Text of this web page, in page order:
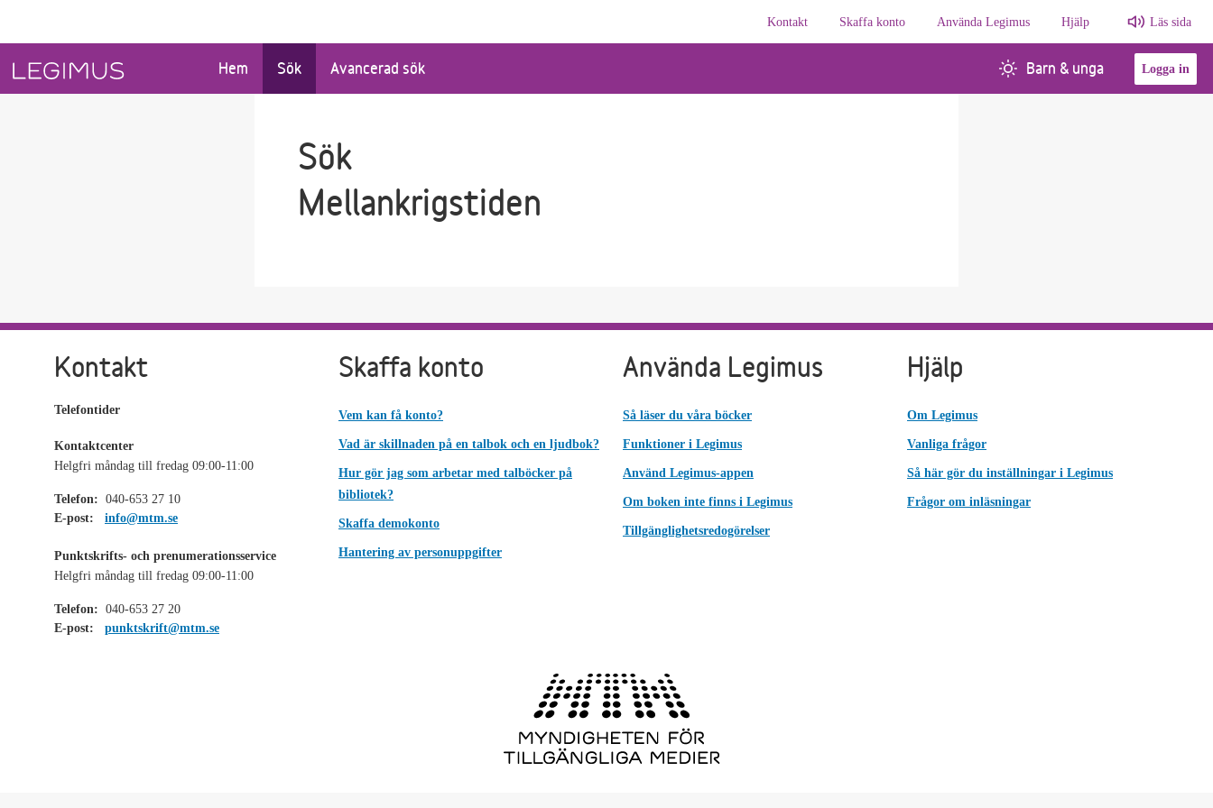
Kontakt
Skaffa konto Använda Legimus Hjälp Läs sida
Hem Sök Avancerad sök Barn & unga Logga in
Sök
Mellankrigstiden
Kontakt
Telefontider
Kontaktcenter
Helgfri måndag till fredag 09:00-11:00
Telefon: 040-653 27 10
E-post:
info@mtm.se
Punktskrifts- och prenumerationsservice
Helgfri måndag till fredag 09:00-11:00
Telefon: 040-653 27 20
E-post:
punktskrift@mtm.se
Skaffa konto
Vem kan få konto?
Vad är skillnaden på en talbok och en ljudbok?
Hur gör jag som arbetar med talböcker på
bibliotek?
Skaffa demokonto
Hantering av personuppgifter
Använda Legimus
Så läser du våra böcker
Funktioner i Legimus
Använd Legimus-appen
Om boken inte finns i Legimus
Tillgänglighetsredogörelser
Hjälp
Om Legimus
Vanliga frågor
Så här gör du inställningar i Legimus
Frågor om inläsningar